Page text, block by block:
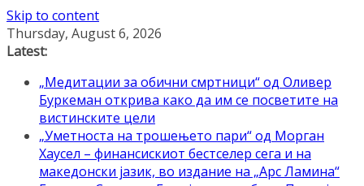
Skip to content
Thursday, August 6, 2026
Latest:
„Медитации за обични смртници“ од Оливер
Буркеман открива како да им се посветите на
вистинските цели
„Уметноста на трошењето пари“ од Морган
Хаусел – финансискиот бестселер сега и на
македонски јазик, во издание на „Арс Ламина“